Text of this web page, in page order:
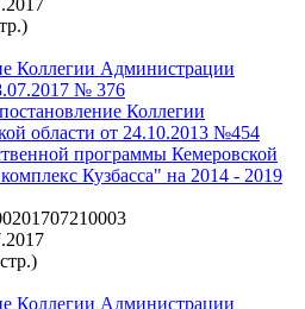
Коллегии Администрации
№ 376
Коллегии
области от 24.10.2013 №454
программы Кемеровской
Кузбасса" на 2014 - 2019
Коллегии Администрации